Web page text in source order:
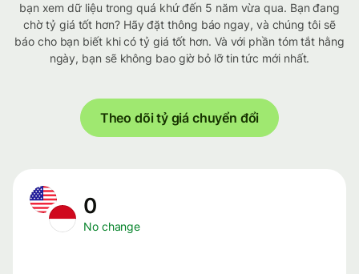
bạn xem dữ liệu trong quá khứ đến 5 năm vừa qua. Bạn đang
chờ tỷ giá tốt hơn? Hãy đặt thông báo ngay, và chúng tôi sẽ
báo cho bạn biết khi có tỷ giá tốt hơn. Và với phần tóm tắt hằng
ngày, bạn sẽ không bao giờ bỏ lỡ tin tức mới nhất.
Theo dõi tỷ giá chuyển đổi
0
No change